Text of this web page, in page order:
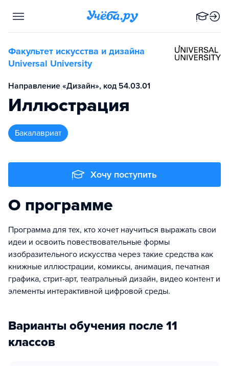
Факультет искусства и дизайна
Universal University
Направление «Дизайн», код 54.03.01
Иллюстрация
бакалавриат
Хочу поступить
О программе
Программа для тех, кто хочет научиться выражать свои
идеи и освоить повествовательные формы
изобразительного искусства через такие средства как
книжные иллюстрации, комиксы, анимация, печатная
графика, стрит-арт, театральный дизайн, видео контент и
элементы интерактивной цифровой среды.
Варианты обучения после 11
классов